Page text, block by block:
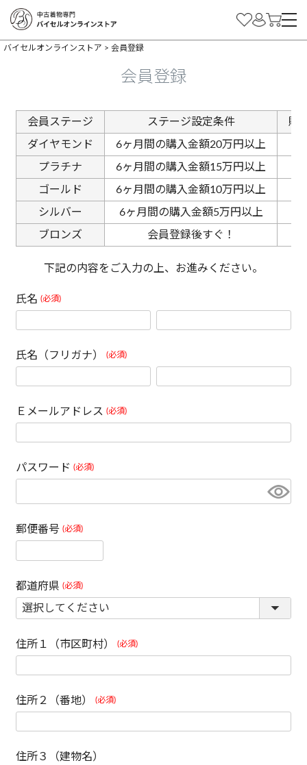
バイセルオンラインストア 会員登録
会員登録
会員ステージ ステージ設定条件 購
ダイヤモンド 6ヶ月間の購入金額20万円以上
プラチナ 6ヶ月間の購入金額15万円以上
ゴールド 6ヶ月間の購入金額10万円以上
シルバー 6ヶ月間の購入金額5万円以上
ブロンズ 会員登録後すぐ！
下記の内容をご入力の上、お進みください。
氏名 (必須)
氏名（フリガナ） (必須)
Ｅメールアドレス (必須)
パスワード (必須)
郵便番号 (必須)
都道府県 (必須)
住所１（市区町村） (必須)
住所２（番地） (必須)
住所３（建物名）